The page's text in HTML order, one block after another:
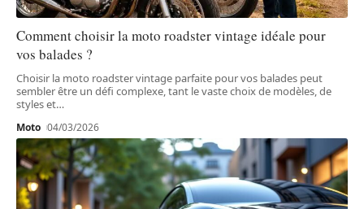
Comment choisir la moto roadster vintage idéale pour
vos balades ?
Choisir la moto roadster vintage parfaite pour vos balades peut
sembler être un défi complexe, tant le vaste choix de modèles, de
styles et…
Moto 04/03/2026